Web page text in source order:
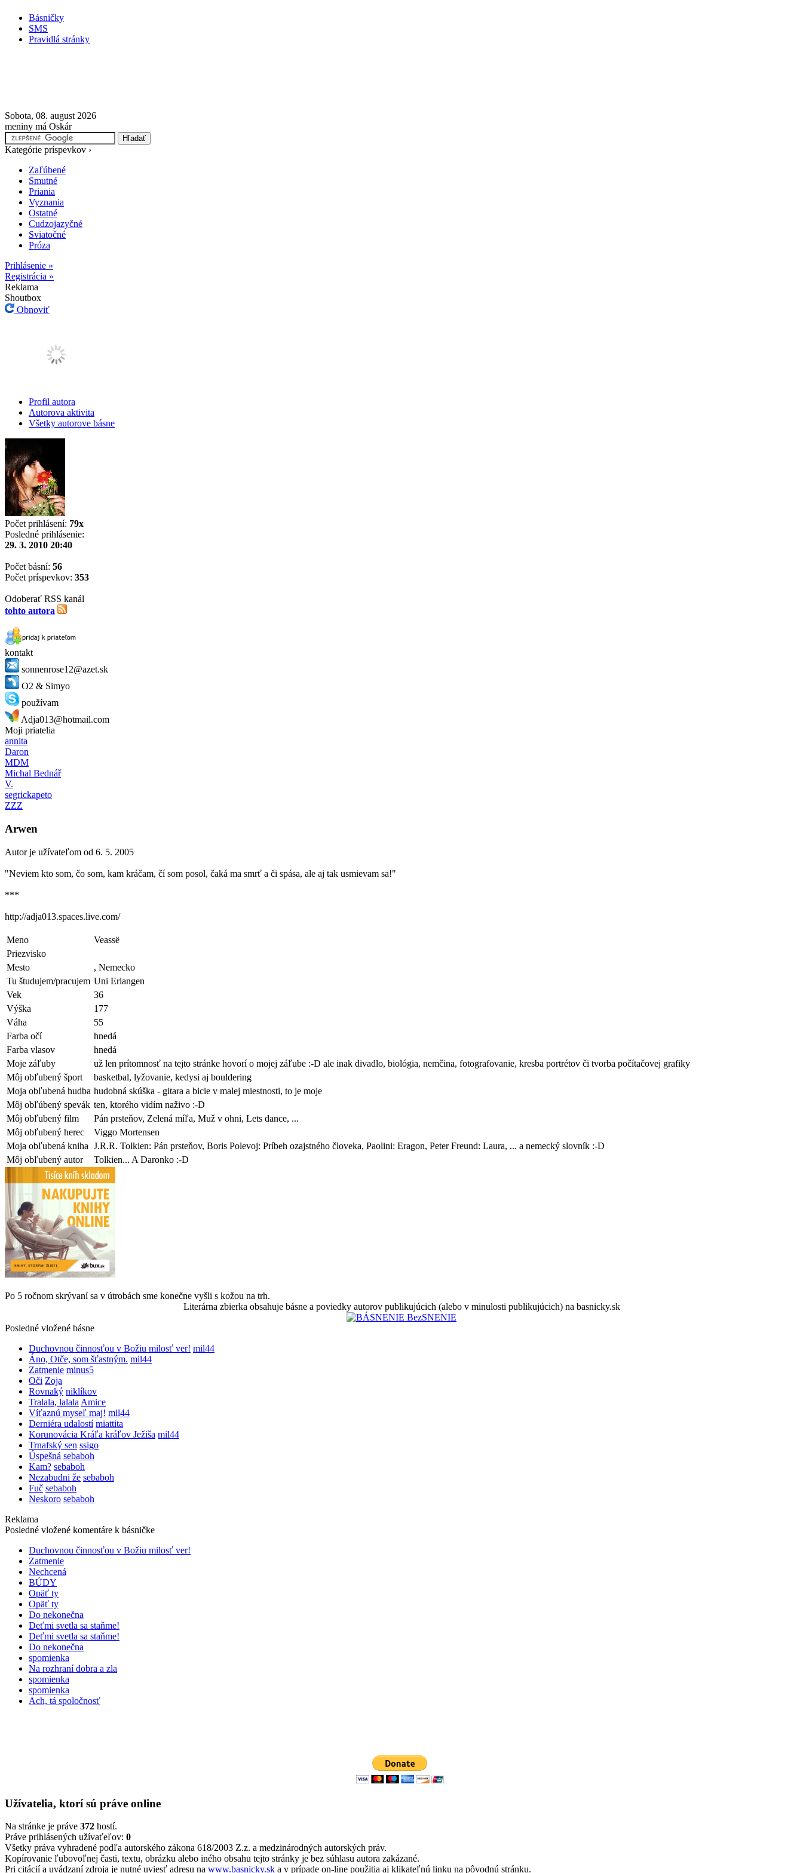
Básničky
SMS
Pravidlá stránky
Sobota, 08. august 2026
meniny má Oskár
Kategórie príspevkov ›
Zaľúbené
Smutné
Priania
Vyznania
Ostatné
Cudzojazyčné
Sviatočné
Próza
Prihlásenie »
Registrácia »
Reklama
Shoutbox
Obnoviť
Profil autora
Autorova aktivita
Všetky autorove básne
Počet prihlásení: 79x
Posledné prihlásenie:
29. 3. 2010 20:40
Počet básní: 56
Počet príspevkov: 353
Odoberať RSS kanál
tohto autora
kontakt
sonnenrose12@azet.sk
O2 & Simyo
používam
Adja013@hotmail.com
Moji priatelia
annita
Daron
MDM
Michal Bednář
V.
segrickapeto
ZZZ
Arwen
Autor je užívateľom od 6. 5. 2005
"Neviem kto som, čo som, kam kráčam, čí som posol, čaká ma smrť a či spása, ale aj tak usmievam sa!"
***
http://adja013.spaces.live.com/
Meno
Veassë
Priezvisko
Mesto
, Nemecko
Tu študujem/pracujem Uni Erlangen
Vek
36
Výška
177
Váha
55
Farba očí
hnedá
Farba vlasov
hnedá
Moje záľuby
už len prítomnosť na tejto stránke hovorí o mojej záľube :-D ale inak divadlo, biológia, nemčina, fotografovanie, kresba portrétov či tvorba počítačovej grafiky
Môj obľubený šport
basketbal, lyžovanie, kedysi aj bouldering
Moja obľubená hudba hudobná skúška - gitara a bicie v malej miestnosti, to je moje
Môj obľúbený spevák ten, ktorého vidím naživo :-D
Môj obľubený film
Pán prsteňov, Zelená míľa, Muž v ohni, Lets dance, ...
Môj obľubený herec
Viggo Mortensen
Moja obľubená kniha J.R.R. Tolkien: Pán prsteňov, Boris Polevoj: Príbeh ozajstného človeka, Paolini: Eragon, Peter Freund: Laura, ... a nemecký slovník :-D
Môj obľubený autor
Tolkien... A Daronko :-D
Po 5 ročnom skrývaní sa v útrobách sme konečne vyšli s kožou na trh.
Literárna zbierka obsahuje básne a poviedky autorov publikujúcich (alebo v minulosti publikujúcich) na basnicky.sk
Posledné vložené básne
Duchovnou činnosťou v Božiu milosť ver! mil44
Áno, Otče, som šťastným. mil44
Zatmenie minus5
Oči Zoja
Rovnaký niklíkov
Tralala, lalala Amice
Víťaznú myseľ maj! mil44
Derniéra udalostí miattita
Korunovácia Kráľa kráľov Ježiša mil44
Trnafský sen ssigo
Úspešná sebaboh
Kam? sebaboh
Nezabudni že sebaboh
Fuč sebaboh
Neskoro sebaboh
Reklama
Posledné vložené komentáre k básničke
Duchovnou činnosťou v Božiu milosť ver!
Zatmenie
Nechcená
BÚDY
Opäť ty
Opäť ty
Do nekonečna
Deťmi svetla sa staňme!
Deťmi svetla sa staňme!
Do nekonečna
spomienka
Na rozhraní dobra a zla
spomienka
spomienka
Ach, tá spoločnosť
Užívatelia, ktorí sú práve online
Na stránke je práve 372 hostí.
Práve prihlásených užívaťeľov: 0
Všetky práva vyhradené podľa autorského zákona 618/2003 Z.z. a medzinárodných autorských práv.
Kopírovanie ľubovoľnej časti, textu, obrázku alebo iného obsahu tejto stránky je bez súhlasu autora zakázané.
Pri citácií a uvádzaní zdroja je nutné uviesť adresu na www.basnicky.sk a v prípade on-line použitia aj klikateľnú linku na pôvodnú stránku.